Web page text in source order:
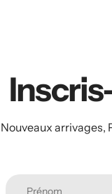
Nouveaux arrivages,